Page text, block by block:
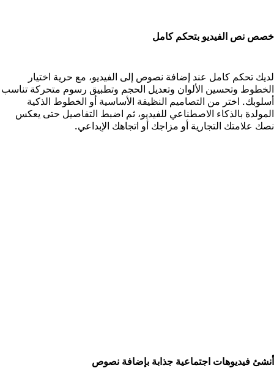
نص الفيديو بتحكم كامل
تحكم كامل عند إضافة نصوص إلى الفيديو، مع حرية اختيار
وتحسين الألوان وتعديل الحجم وتطبيق رسوم متحركة تناسب
اختر من التصاميم النظيفة الأساسية أو الخطوط الذكية
بالذكاء الاصطناعي للفيديو، ثم اضبط التفاصيل حتى يعكس
علامتك التجارية أو مزاجك أو اتجاهك الإبداعي.
فيديوهات اجتماعية جذابة بإضافة نصوص